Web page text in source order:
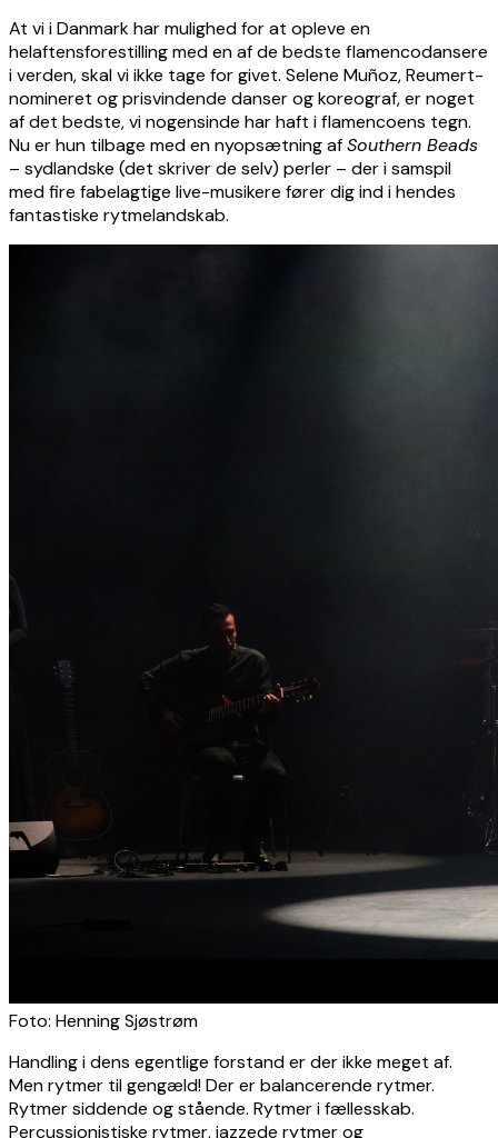
At vi i Danmark har mulighed for at opleve en
helaftensforestilling med en af de bedste flamencodansere
i verden, skal vi ikke tage for givet. Selene Muñoz, Reumert-
nomineret og prisvindende danser og koreograf, er noget
af det bedste, vi nogensinde har haft i flamencoens tegn.
Nu er hun tilbage med en nyopsætning afSouthern Beads
– sydlandske (det skriver de selv) perler – der i samspil
med fire fabelagtige live-musikere fører dig ind i hendes
fantastiske rytmelandskab.
Foto: Henning Sjøstrøm
Handling i dens egentlige forstand er der ikke meget af.
Men rytmer til gengæld! Der er balancerende rytmer.
Rytmer siddende og stående. Rytmer i fællesskab.
Percussionistiske rytmer, jazzede rytmer og